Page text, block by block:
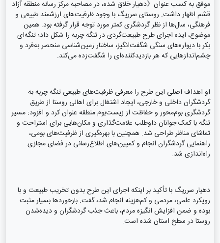
موفق به کسب عنوان《دهیار خلاق شده، در مصاحبه مرکز رسانه منطقه آزاد
قشم اظهار داشت: روستای سرریگ با وجود ظرفیت‌های ارزشمند طبیعی و
فرهنگی، سال‌ها از نظر گردشگری کمتر مورد توجه قرار گرفته بود. همین
موضوع، ایده اجرای طرح طبیعت‌گردی در تنگه چربه را شکل داد؛ تنگه‌ای
بکر با دیواره‌های سنگی شگفت‌انگیز، ساختار زمین‌شناسی منحصر به‌فرد و
چشم‌اندازهایی که هر بازدیدکننده‌ای را شگفت‌زده می‌کند.
او اهداف اصلی این طرح را معرفی ظرفیت‌های طبیعی تنگه چربه به
گردشگران داخلی و خارجی، ایجاد اشتغال برای اهالی روستا از طریق
گردشگری بوم‌محور و حفاظت از زیست‌بوم منطقه عنوان کرد و افزود: مسیر
تنگه با کمک جوانان داوطلب علامت‌گذاری و مکان‌هایی برای استراحت و
تماشای مناظر طراحی شد. همچنین با بهره‌گیری از ظرفیت‌های بومی،
راهنمایی گردشگران انجام و کمپین‌های اطلاع‌رسانی در فضای مجازی
راه‌اندازی شد.
دهیار سرریگ با تأکید بر اینکه اجرای این طرح بدون تخریب طبیعت و با
رویکرد علمی، مردمی و کم‌هزینه انجام شد، گفت: بازخوردها بسیار مثبت
بوده و ضمن افزایش انگیزه مردم، باعث جذب گردشگران و دیده‌شدن
روستا در سطح استان شده است.